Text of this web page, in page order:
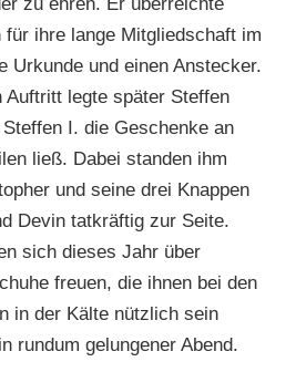
für ihre lange Mitgliedschaft im
Urkunde und einen Anstecker.
Auftritt legte später Steffen
I. die Geschenke an
ließ. Dabei standen ihm
und seine drei Knappen
Devin tatkräftig zur Seite.
sich dieses Jahr über
freuen, die ihnen bei den
in der Kälte nützlich sein
rundum gelungener Abend.